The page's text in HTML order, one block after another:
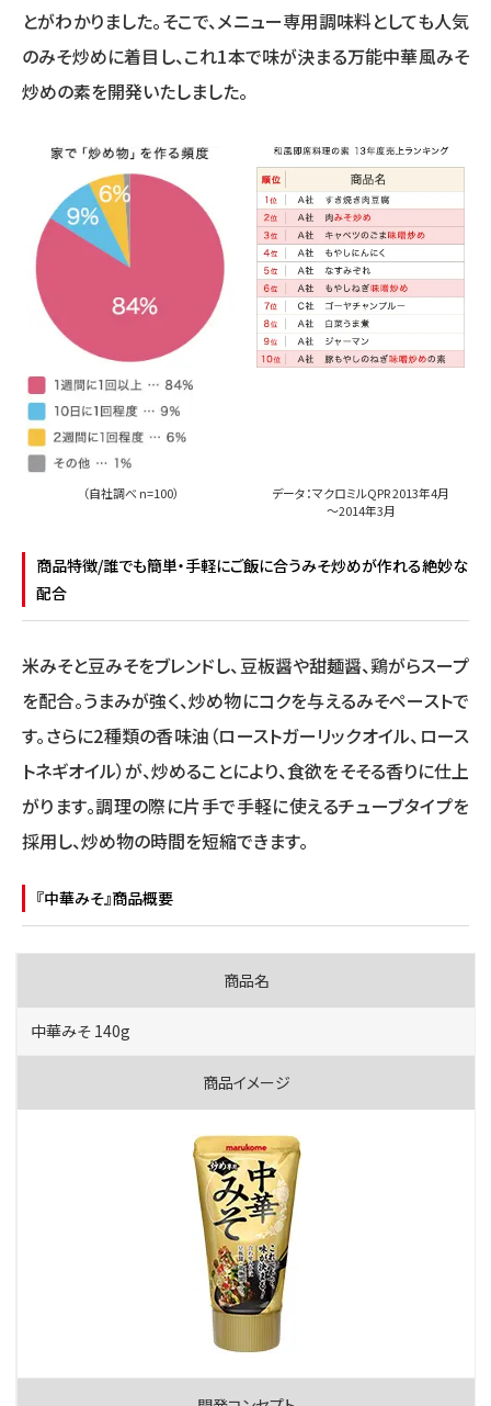
とがわかりました。そこで、メニュー専用調味料としても人気
のみそ炒めに着目し、これ1本で味が決まる万能中華風みそ
炒めの素を開発いたしました。
（自社調べ n=100）
データ：マクロミルQPR 2013年4月
～2014年3月
商品特徴/誰でも簡単・手軽にご飯に合うみそ炒めが作れる絶妙な
配合
米みそと豆みそをブレンドし、豆板醤や甜麺醤、鶏がらスープ
を配合。うまみが強く、炒め物にコクを与えるみそペーストで
す。さらに2種類の香味油（ローストガーリックオイル、ロース
トネギオイル）が、炒めることにより、食欲をそそる香りに仕上
がります。調理の際に片手で手軽に使えるチューブタイプを
採用し、炒め物の時間を短縮できます。
『中華みそ』商品概要
中華みそ 140g